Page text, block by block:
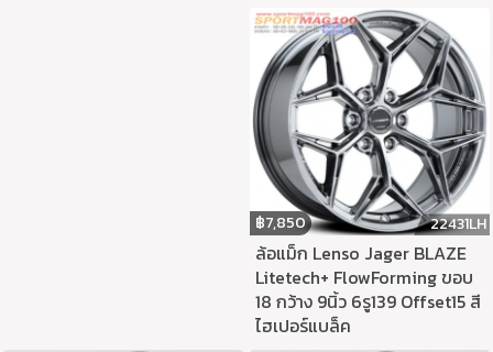
฿7,850 22431LH
ล้อแม็ก Lenso Jager BLAZE
Litetech+ FlowForming ขอบ
18 กว้าง 9นิ้ว 6รู139 Offset15 สี
ไฮเปอร์แบล็ค